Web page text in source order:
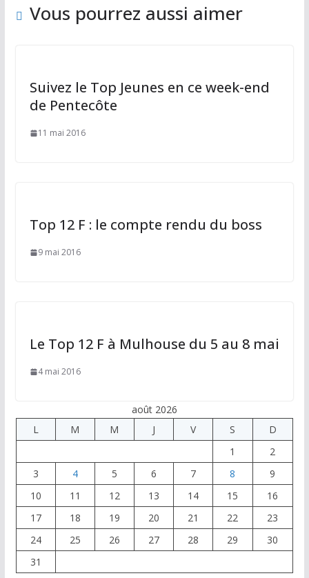
Vous pourrez aussi aimer
Suivez le Top Jeunes en ce week-end
de Pentecôte
11 mai 2016
Top 12 F : le compte rendu du boss
9 mai 2016
Le Top 12 F à Mulhouse du 5 au 8 mai
4 mai 2016
août 2026
L
M M J V S
D
1
2
3
4 5 6 7 8
9
10
11 12 13 14 15
16
17
18 19 20 21 22
23
24
25 26 27 28 29
30
31